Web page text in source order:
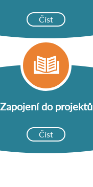
Číst
Zapojení do projektů
Číst